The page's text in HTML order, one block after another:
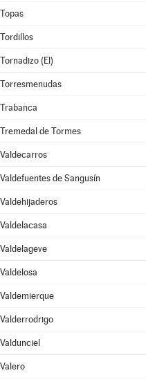
Topas
Tordillos
Tornadizo (El)
Torresmenudas
Trabanca
Tremedal de Tormes
Valdecarros
Valdefuentes de Sangusín
Valdehijaderos
Valdelacasa
Valdelageve
Valdelosa
Valdemierque
Valderrodrigo
Valdunciel
Valero